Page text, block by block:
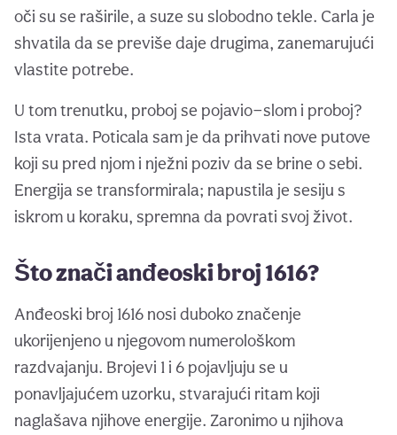
oči su se raširile, a suze su slobodno tekle. Carla je
shvatila da se previše daje drugima, zanemarujući
vlastite potrebe.
U tom trenutku, proboj se pojavio—slom i proboj?
Ista vrata. Poticala sam je da prihvati nove putove
koji su pred njom i nježni poziv da se brine o sebi.
Energija se transformirala; napustila je sesiju s
iskrom u koraku, spremna da povrati svoj život.
Što znači anđeoski broj 1616?
Anđeoski broj 1616 nosi duboko značenje
ukorijenjeno u njegovom numerološkom
razdvajanju. Brojevi 1 i 6 pojavljuju se u
ponavljajućem uzorku, stvarajući ritam koji
naglašava njihove energije. Zaronimo u njihova